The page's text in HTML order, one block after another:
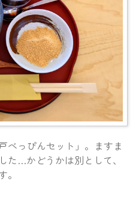
べっぴんセット」。ますま
た…かどうかは別として、